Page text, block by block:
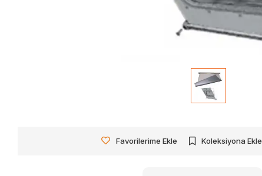
Favorilerime Ekle Koleksiyona Ekle